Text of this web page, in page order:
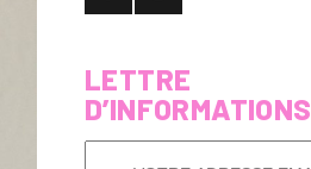
LETTRE
D’INFORMATIONS